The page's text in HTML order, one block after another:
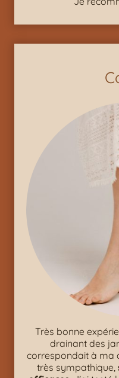
Très bonne
drainant des
correspondait à ma
très sympathique,